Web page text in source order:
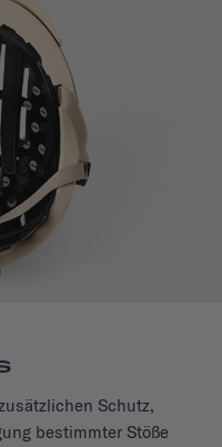
Schutz,
bestimmter Stöße